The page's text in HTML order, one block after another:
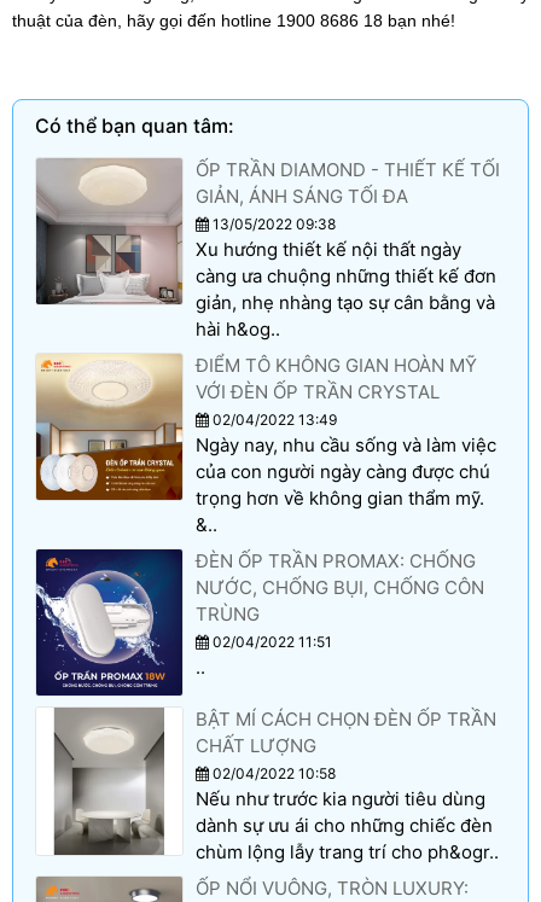
thuật của đèn, hãy gọi đến hotline 1900 8686 18 bạn nhé!
Có thể bạn quan tâm:
ỐP TRẦN DIAMOND - THIẾT KẾ TỐI
GIẢN, ÁNH SÁNG TỐI ĐA
13/05/2022 09:38
Xu hướng thiết kế nội thất ngày
càng ưa chuộng những thiết kế đơn
giản, nhẹ nhàng tạo sự cân bằng và
hài h&og..
ĐIỂM TÔ KHÔNG GIAN HOÀN MỸ
VỚI ĐÈN ỐP TRẦN CRYSTAL
02/04/2022 13:49
Ngày nay, nhu cầu sống và làm việc
của con người ngày càng được chú
trọng hơn về không gian thẩm mỹ.
&..
ĐÈN ỐP TRẦN PROMAX: CHỐNG
NƯỚC, CHỐNG BỤI, CHỐNG CÔN
TRÙNG
02/04/2022 11:51
..
BẬT MÍ CÁCH CHỌN ĐÈN ỐP TRẦN
CHẤT LƯỢNG
02/04/2022 10:58
Nếu như trước kia người tiêu dùng
dành sự ưu ái cho những chiếc đèn
chùm lộng lẫy trang trí cho ph&ogr..
ỐP NỔI VUÔNG, TRÒN LUXURY: